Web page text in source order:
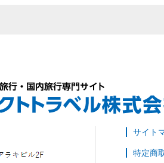
サイト
特定商